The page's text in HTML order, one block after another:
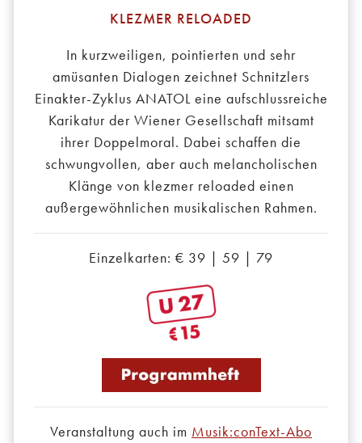
KLEZMER RELOADED
In kurzweiligen, pointierten und sehr
amüsanten Dialogen zeichnet Schnitzlers
Einakter-Zyklus ANATOL eine aufschlussreiche
Karikatur der Wiener Gesellschaft mitsamt
ihrer Doppelmoral. Dabei schaffen die
schwungvollen, aber auch melancholischen
Klänge von klezmer reloaded einen
außergewöhnlichen musikalischen Rahmen.
Einzelkarten: € 39 | 59 | 79
Veranstaltung auch im Musik:conText-Abo